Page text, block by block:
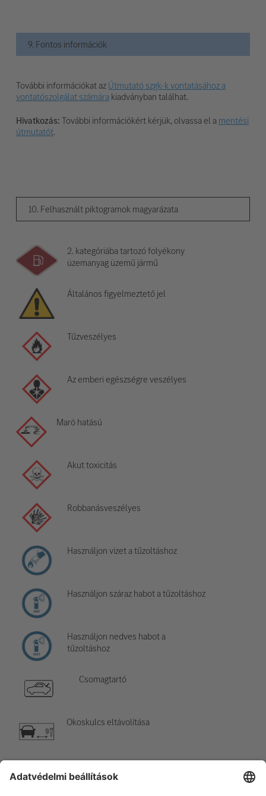
9. Fontos információk
További információkat azÚtmutató szgk-k vontatásához a
vontatószolgálat számárakiadványban találhat.
Hivatkozás:További információkért kérjük, olvassa el amentési
útmutatót.
10. Felhasznált piktogramok magyarázata
2. kategóriába tartozó folyékony
üzemanyag üzemű jármű
Általános figyelmeztető jel
Tűzveszélyes
Az emberi egészségre veszélyes
Maró hatású
Akut toxicitás
Robbanásveszélyes
Használjon vizet a tűzoltáshoz
Használjon száraz habot a tűzoltáshoz
Használjon nedves habot a
tűzoltáshoz
Csomagtartó
Okoskulcs eltávolítása
Légkondicionáló elem